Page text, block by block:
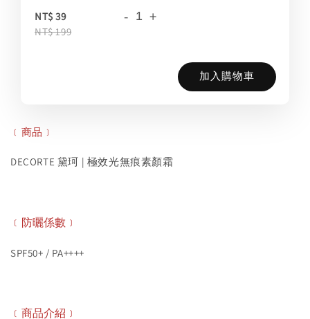
NT$ 39
NT$ 199
- +
加入購物車
﹝商品﹞
DECORTE 黛珂 | 極效光無痕素顏霜
﹝防曬係數﹞
SPF50+ / PA++++
﹝商品介紹﹞